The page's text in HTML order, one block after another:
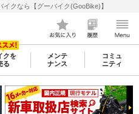
クなら【グーバイク(GooBike)】
クを
る
メンテ
ナンス
コミュ
ニティ